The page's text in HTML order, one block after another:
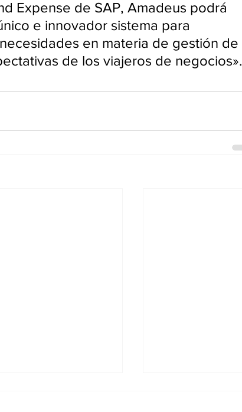
Expense de SAP, Amadeus podrá
e innovador sistema para
en materia de gestión de
de los viajeros de negocios».